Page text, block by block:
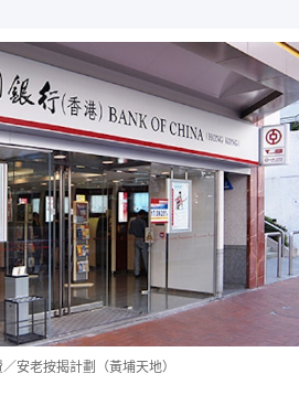
安老按揭計劃（黃埔天地）